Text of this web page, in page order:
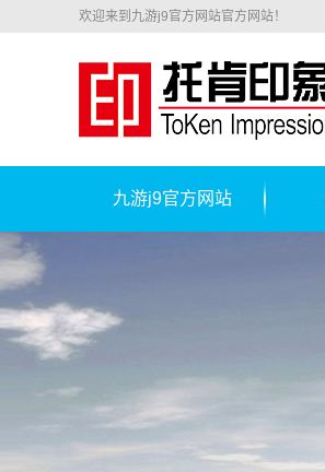
欢迎来到九游j9官方网站官方网站！
九游j9官方网站